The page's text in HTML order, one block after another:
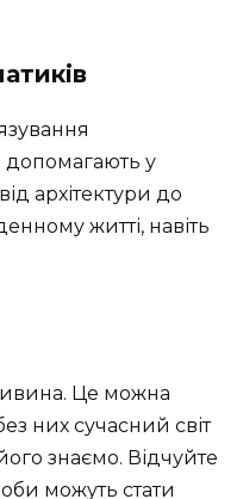
допомагають у
архітектури до
житті, навіть
Це можна
них сучасний світ
знаємо. Відчуйте
можуть стати